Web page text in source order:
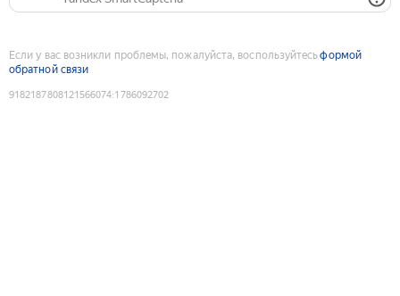
Если у вас возникли проблемы, пожалуйста, воспользуйтесьформой
обратной связи
9182187808121566074:1786092702